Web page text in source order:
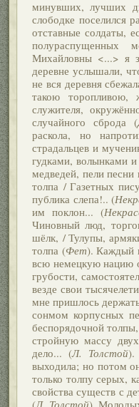
минувших, лучших
слободке
отставные солдаты,
полураспущенных
Михайловны <...> я
деревне услышали,
не вся деревня
такою
служителя,
случайного сброда (
раскола, но
страдальцев и
гудками, волынками
медведей, пели
толпа / Газетных
публика слепа!.. (
им поклон... (
Чиновный люд,
шёлк, / Тулупы,
толпа (Фет). Каждый
всю немецкую нацию
грубости,
везде свои
мне пришлось
сонмом корпусных
беспорядочной
стройную массу
дело... (Л. Толстой).
выходила; но потом
только толпу серых,
свойства существ с
(Л. Толстой).